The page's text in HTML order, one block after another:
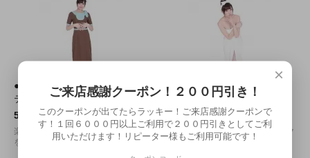
●送料無料●至福の楽園エステ
ティシャン サイズ：Ｍ
5,180円(税込5,698円)
楽園カラーに包まれて癒やしの空間
をご提供。
●送料無料●美人のバスタオ
ル サイズ：Ｍ
3,400円(税込3,740円)
今まで気づかなかったドキドキセク
シーコスチューム♪
×
ご来店感謝クーポン！２００円引き！
このクーポンが出てたらラッキー！ご来店感謝クーポンで
す！１回６０００円以上ご利用で２００円引きとしてご利
用いただけます！リピーター様もご利用可能です！